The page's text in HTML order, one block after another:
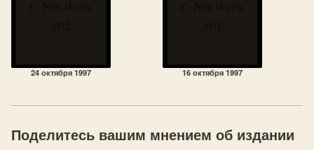
24 октября 1997 16 октября 1997
Поделитесь вашим мнением об издании